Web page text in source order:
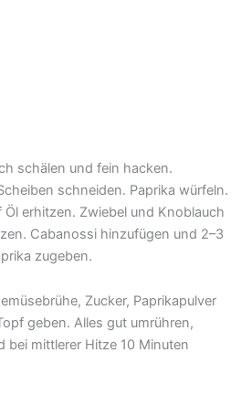
schälen und fein hacken.
schneiden. Paprika würfeln.
erhitzen. Zwiebel und Knoblauch
Cabanossi hinzufügen und 2–3
zugeben.
Zucker, Paprikapulver
geben. Alles gut umrühren,
bei mittlerer Hitze 10 Minuten